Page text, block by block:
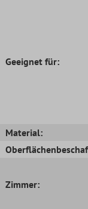
Geeignet für:
Material:
Zimmer: